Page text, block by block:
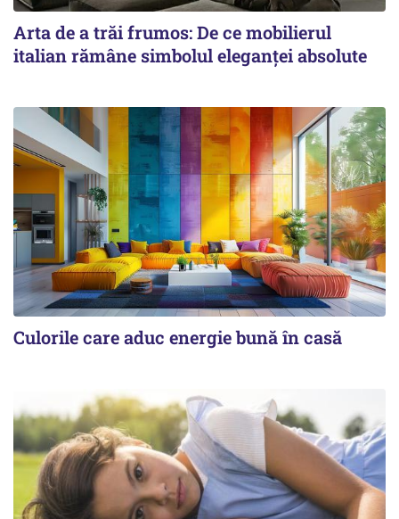
Arta de a trăi frumos: De ce mobilierul
italian rămâne simbolul eleganței absolute
Culorile care aduc energie bună în casă